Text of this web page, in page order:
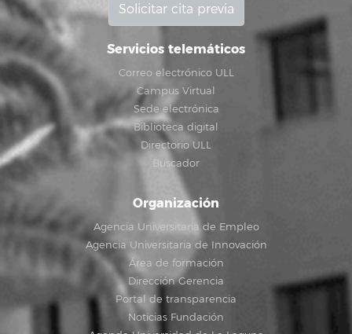
Solicitar cita previa
Servicios telemáticos
Correo electrónico ULL
Campus Virtual
Sede electrónica
Biblioteca digital
Directorio ULL
Buscador
Organización
Agencia Universitaria de Empleo
Agencia Universitaria de Innovación
Área de formación
Dirección Gerencia
Portal de transparencia
Noticias Fundación